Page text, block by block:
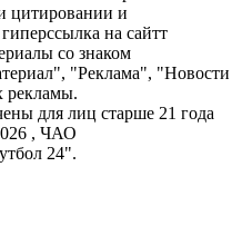
цитировании и
на сайтт
со знаком
"Реклама", "Новости
рекламы.
для лиц старше 21 года
, ЧАО
24".